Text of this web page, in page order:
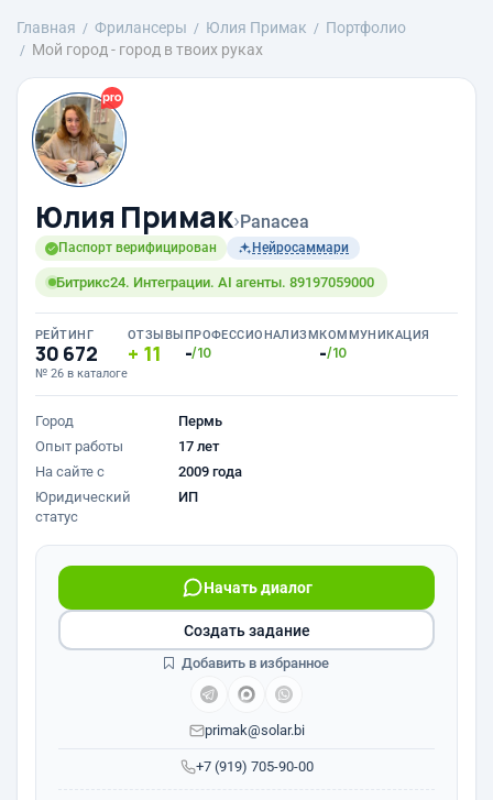
Главная Фрилансеры Юлия Примак
Портфолио
Мой город - город в твоих руках
Юлия Примак›Panacea
Паспорт верифицирован Нейросаммари
Битрикс24. Интеграции. AI агенты. 89197059000
РЕЙТИНГ
30 672
№ 26 в каталоге
ОТЗЫВЫ
11
ПРОФЕССИОНАЛИЗМ
-/10
КОММУНИКАЦИЯ
-/10
Город
Пермь
Опыт работы
17 лет
На сайте с
2009 года
Юридический
статус
ИП
+7 (919) 705-90-00
Начать диалог
primak@solar.bi
Создать задание
Добавить в избранное